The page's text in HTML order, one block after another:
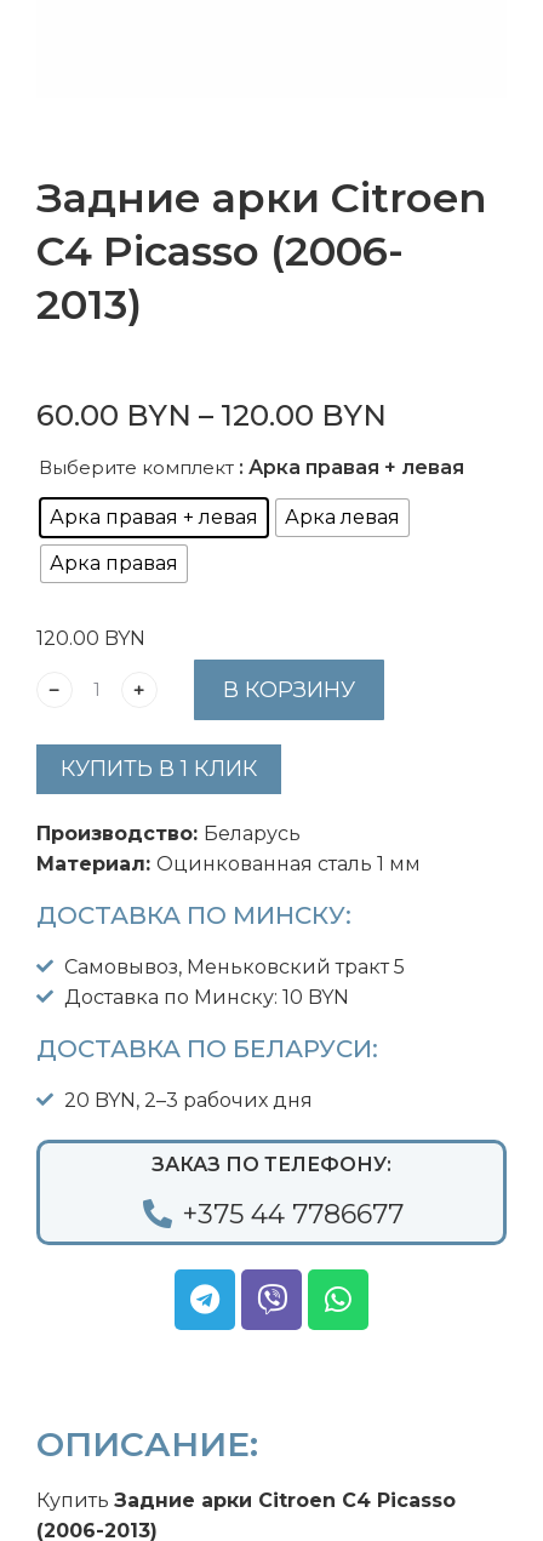
Задние арки Citroen
C4 Picasso (2006-
2013)
60.00 BYN – 120.00 BYN
Выберите комплект : Арка правая + левая
Арка правая + левая
Арка левая
Арка правая
120.00 BYN
В КОРЗИНУ
КУПИТЬ В 1 КЛИК
Производство: Беларусь
Материал: Оцинкованная сталь 1 мм
ДОСТАВКА ПО МИНСКУ:
Самовывоз, Меньковский тракт 5
Доставка по Минску: 10 BYN
ДОСТАВКА ПО БЕЛАРУСИ:
20 BYN, 2–3 рабочих дня
ЗАКАЗ ПО ТЕЛЕФОНУ:
+375 44 7786677
ОПИСАНИЕ:
Купить Задние арки Citroen C4 Picasso
(2006-2013)